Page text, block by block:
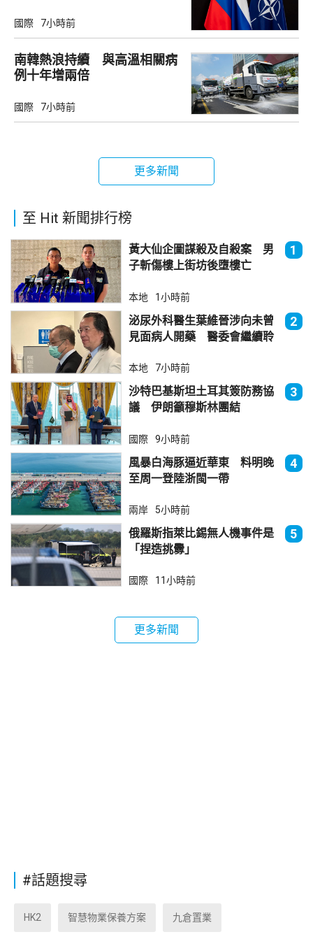
國際 7小時前
南韓熱浪持續 與高溫相關病
例十年增兩倍
國際 7小時前
更多新聞
至 Hit 新聞排行榜
黃大仙企圖謀殺及自殺案 男
子斬傷樓上街坊後墮樓亡
1
本地 1小時前
泌尿外科醫生葉維晉涉向未曾
見面病人開藥 醫委會繼續聆
2
本地 7小時前
沙特巴基斯坦土耳其簽防務協
議 伊朗籲穆斯林團結
3
國際 9小時前
風暴白海豚逼近華東 料明晚
至周一登陸浙閩一帶
4
兩岸 5小時前
俄羅斯指萊比錫無人機事件是
「捏造挑釁」
5
國際 11小時前
更多新聞
#話題搜尋
HK2 智慧物業保養方案 九倉置業